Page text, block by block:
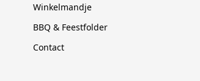
Winkelmandje
BBQ & Feestfolder
Contact